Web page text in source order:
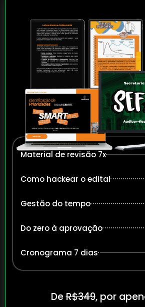
Material de revisão 7x
Como hackear o edital
Gestão do tempo
Do zero à aprovação
Cronograma 7 dias
DeR$349, por